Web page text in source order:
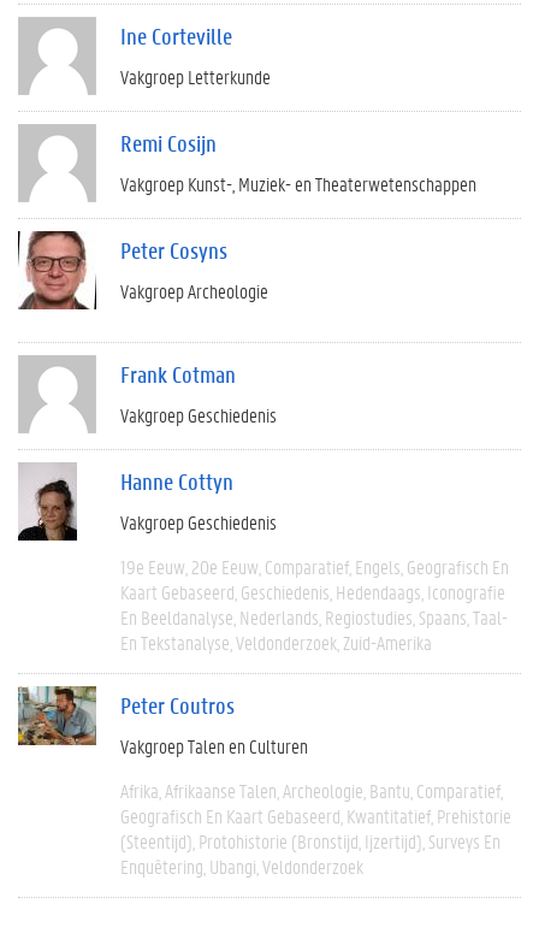
Ine Corteville
Vakgroep Letterkunde
Remi Cosijn
Vakgroep Kunst-, Muziek- en Theaterwetenschappen
Peter Cosyns
Vakgroep Archeologie
Frank Cotman
Vakgroep Geschiedenis
Hanne Cottyn
Vakgroep Geschiedenis
19e Eeuw 20e Eeuw Comparatief Engels Geografisch En
Kaart Gebaseerd Geschiedenis Hedendaags Iconografie
En Beeldanalyse Nederlands Regiostudies Spaans Taal-
En Tekstanalyse Veldonderzoek Zuid-Amerika
Peter Coutros
Vakgroep Talen en Culturen
Afrika Afrikaanse Talen Archeologie Bantu Comparatief
Geografisch En Kaart Gebaseerd Kwantitatief Prehistorie
(steentijd) Protohistorie (bronstijd, Ijzertijd) Surveys En
Enquêtering Ubangi Veldonderzoek